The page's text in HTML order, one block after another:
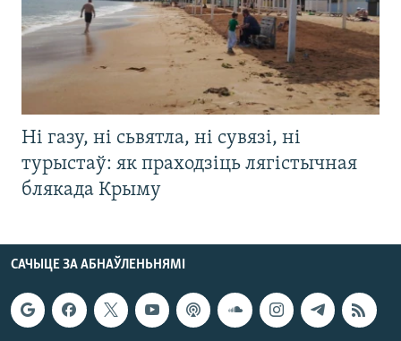
Ні газу, ні сьвятла, ні сувязі, ні
турыстаў: як праходзіць лягістычная
блякада Крыму
САЧЫЦЕ ЗА АБНАЎЛЕНЬНЯМІ